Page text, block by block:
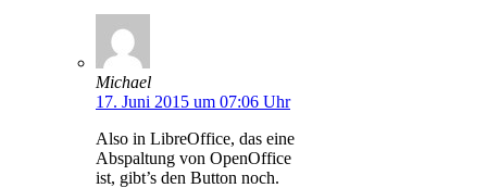
Michael
17. Juni 2015 um 07:06 Uhr
Also in LibreOffice, das eine
Abspaltung von OpenOffice
ist, gibt’s den Button noch.